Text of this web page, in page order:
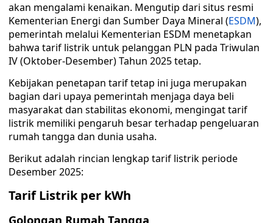
akan mengalami kenaikan. Mengutip dari situs resmi
Kementerian Energi dan Sumber Daya Mineral (ESDM),
pemerintah melalui Kementerian ESDM menetapkan
bahwa tarif listrik untuk pelanggan PLN pada Triwulan
IV (Oktober-Desember) Tahun 2025 tetap.
Kebijakan penetapan tarif tetap ini juga merupakan
bagian dari upaya pemerintah menjaga daya beli
masyarakat dan stabilitas ekonomi, mengingat tarif
listrik memiliki pengaruh besar terhadap pengeluaran
rumah tangga dan dunia usaha.
Berikut adalah rincian lengkap tarif listrik periode
Desember 2025:
Tarif Listrik per kWh
Golongan Rumah Tangga